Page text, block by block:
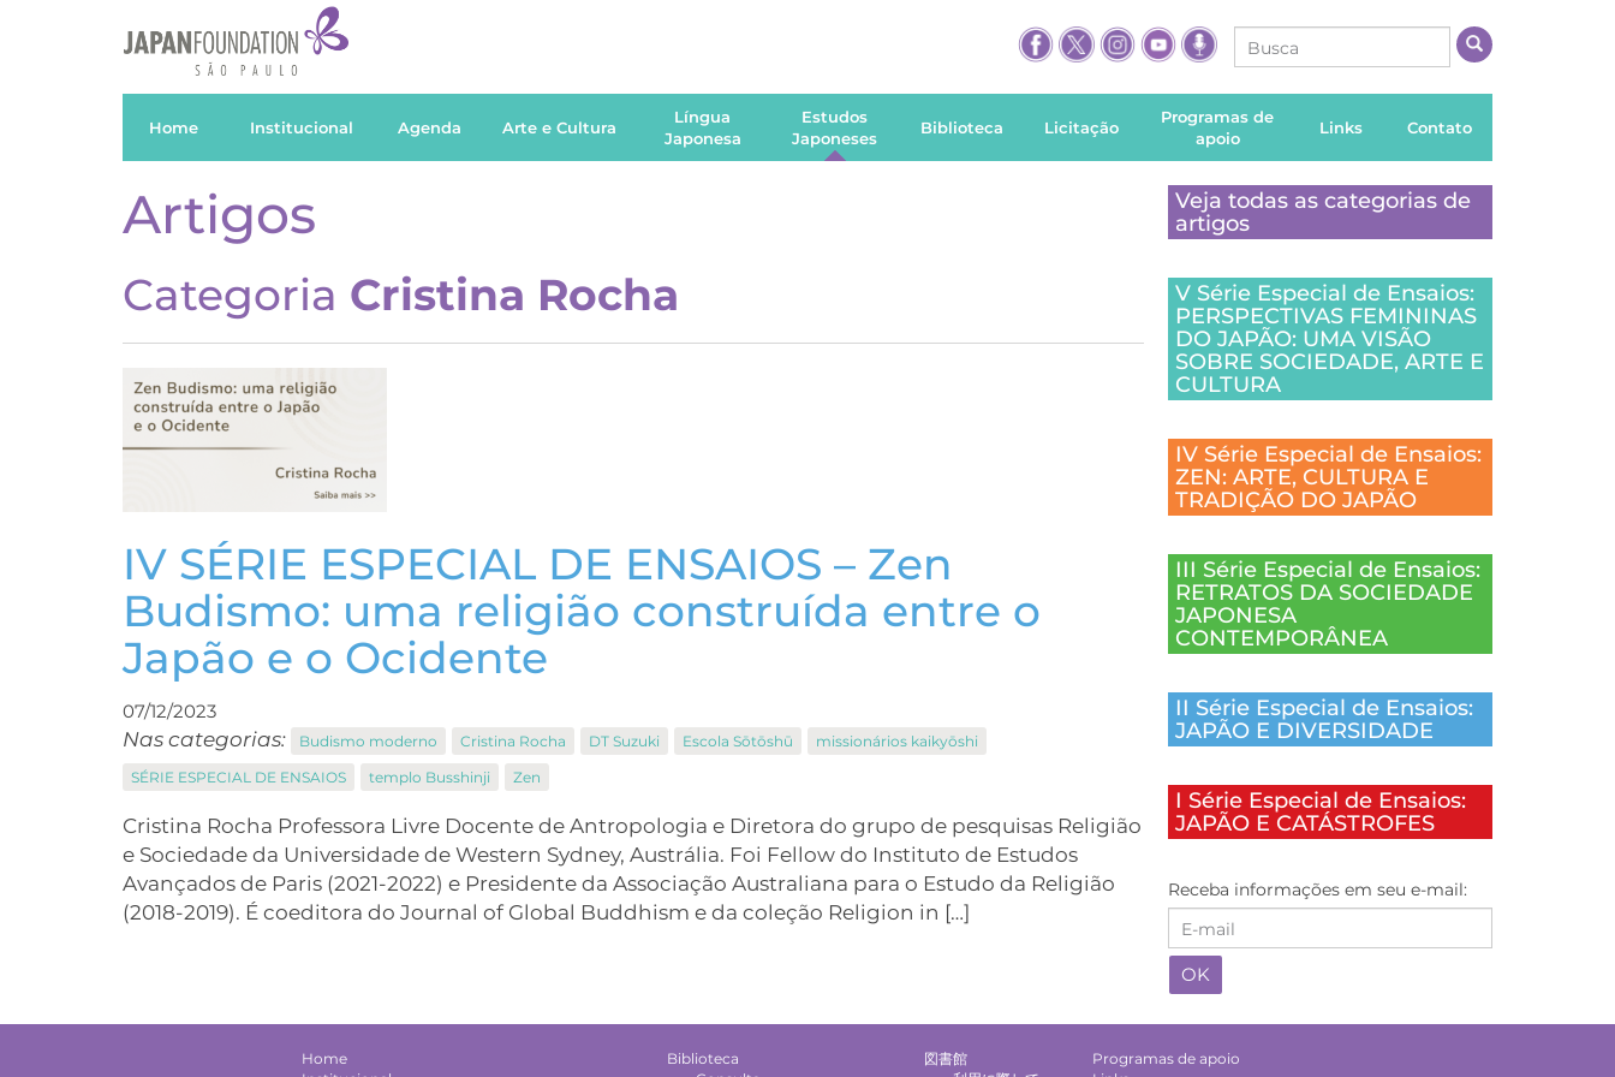
Home Institucional Agenda Arte e Cultura
Língua
Japonesa
Estudos
Japoneses
Biblioteca Licitação
Programas de
apoio
Links Contato
Artigos
Categoria Cristina Rocha
IV SÉRIE ESPECIAL DE ENSAIOS – Zen
Budismo: uma religião construída entre o
Japão e o Ocidente
07/12/2023
Nas categorias: Budismo moderno Cristina Rocha DT Suzuki Escola Sōtōshū
missionários kaikyōshi
SÉRIE ESPECIAL DE ENSAIOS
templo Busshinji Zen
Cristina Rocha Professora Livre Docente de Antropologia e Diretora do grupo de pesquisas Religião
e Sociedade da Universidade de Western Sydney, Austrália. Foi Fellow do Instituto de Estudos
Avançados de Paris (2021-2022) e Presidente da Associação Australiana para o Estudo da Religião
(2018-2019). É coeditora do Journal of Global Buddhism e da coleção Religion in […]
Veja todas as categorias de
artigos
V Série Especial de Ensaios:
PERSPECTIVAS FEMININAS
DO JAPÃO: UMA VISÃO
SOBRE SOCIEDADE, ARTE E
CULTURA
IV Série Especial de Ensaios:
ZEN: ARTE, CULTURA E
TRADIÇÃO DO JAPÃO
III Série Especial de Ensaios:
RETRATOS DA SOCIEDADE
JAPONESA
CONTEMPORÂNEA
II Série Especial de Ensaios:
JAPÃO E DIVERSIDADE
I Série Especial de Ensaios:
JAPÃO E CATÁSTROFES
Receba informações em seu e-mail:
Home
Biblioteca
図書館
Programas de apoio